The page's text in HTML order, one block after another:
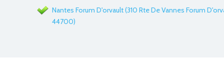
Nantes Forum D'orvault (310 Rte De Vannes Forum
44700)